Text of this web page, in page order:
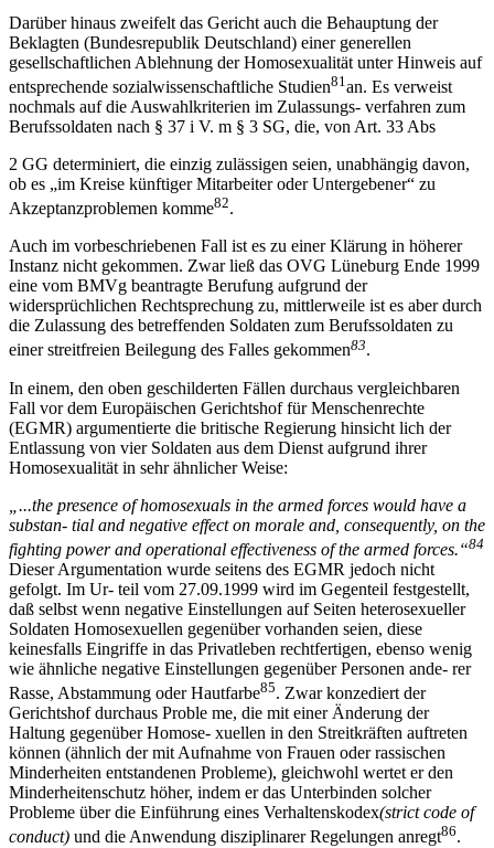
Darüber hinaus zweifelt das Gericht auch die Behauptung der
Beklagten (Bundesrepublik Deutschland) einer generellen
gesellschaftlichen Ablehnung der Homosexualität unter Hinweis auf
entsprechende sozialwissenschaftliche Studien81 an. Es verweist
nochmals auf die Auswahlkriterien im Zulassungs- verfahren zum
Berufssoldaten nach § 37 i V. m § 3 SG, die, von Art. 33 Abs
2 GG determiniert, die einzig zulässigen seien, unabhängig davon,
ob es „im Kreise künftiger Mitarbeiter oder Untergebener“ zu
Akzeptanzproblemen komme82.
Auch im vorbeschriebenen Fall ist es zu einer Klärung in höherer
Instanz nicht gekommen. Zwar ließ das OVG Lüneburg Ende 1999
eine vom BMVg beantragte Berufung aufgrund der
widersprüchlichen Rechtsprechung zu, mittlerweile ist es aber durch
die Zulassung des betreffenden Soldaten zum Berufssoldaten zu
einer streitfreien Beilegung des Falles gekommen83.
In einem, den oben geschilderten Fällen durchaus vergleichbaren
Fall vor dem Europäischen Gerichtshof für Menschenrechte
(EGMR) argumentierte die britische Regierung hinsicht lich der
Entlassung von vier Soldaten aus dem Dienst aufgrund ihrer
Homosexualität in sehr ähnlicher Weise:
...the presence of homosexuals in the armed forces would have a
substan- tial and negative effect on morale and, consequently, on the
fighting power and operational effectiveness of the armed forces.“84
Dieser Argumentation wurde seitens des EGMR jedoch nicht
gefolgt. Im Ur- teil vom 27.09.1999 wird im Gegenteil festgestellt,
daß selbst wenn negative Einstellungen auf Seiten heterosexueller
Soldaten Homosexuellen gegenüber vorhanden seien, diese
keinesfalls Eingriffe in das Privatleben rechtfertigen, ebenso wenig
wie ähnliche negative Einstellungen gegenüber Personen ande- rer
Rasse, Abstammung oder Hautfarbe85. Zwar konzediert der
Gerichtshof durchaus Proble me, die mit einer Änderung der
Haltung gegenüber Homose- xuellen in den Streitkräften auftreten
können (ähnlich der mit Aufnahme von Frauen oder rassischen
Minderheiten entstandenen Probleme), gleichwohl wertet er den
Minderheitenschutz höher, indem er das Unterbinden solcher
Probleme über die Einführung eines Verhaltenskodex(strict code of
conduct) und die Anwendung disziplinarer Regelungen anregt86.